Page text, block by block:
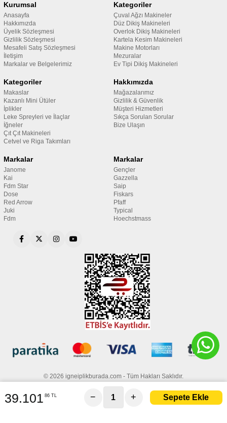
Kurumsal
Anasayfa
Hakkımızda
Üyelik Sözleşmesi
Gizlilik Sözleşmesi
Mesafeli Satış Sözleşmesi
İletişim
Markalar ve Belgelerimiz
Kategoriler
Çuval Ağzı Makineler
Düz Dikiş Makineleri
Overlok Dikiş Makineleri
Kartela Kesim Makineleri
Makine Motorları
Mezuralar
Ev Tipi Dikiş Makineleri
Kategoriler
Makaslar
Kazanlı Mini Ütüler
İplikler
Leke Spreyleri ve İlaçlar
İğneler
Çıt Çıt Makineleri
Cetvel ve Riga Takımları
Hakkımızda
Mağazalarımız
Gizlilik & Güvenlik
Müşteri Hizmetleri
Sıkça Sorulan Sorular
Bize Ulaşın
Markalar
Janome
Kai
Fdm Star
Dose
Red Arrow
Juki
Fdm
Markalar
Gençler
Gazzella
Saip
Fiskars
Pfaff
Typical
Hoechstmass
© 2026 igneiplikburada.com - Tüm Hakları Saklıdır.
39.101 86 TL − +